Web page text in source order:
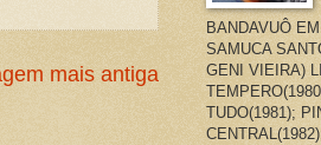
mais antiga
BANDAVUÔ
SAMUCA
GENI VIEIRA)
TUDO(1981);